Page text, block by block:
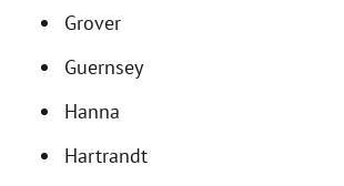
Grover
Guernsey
Hanna
Hartrandt